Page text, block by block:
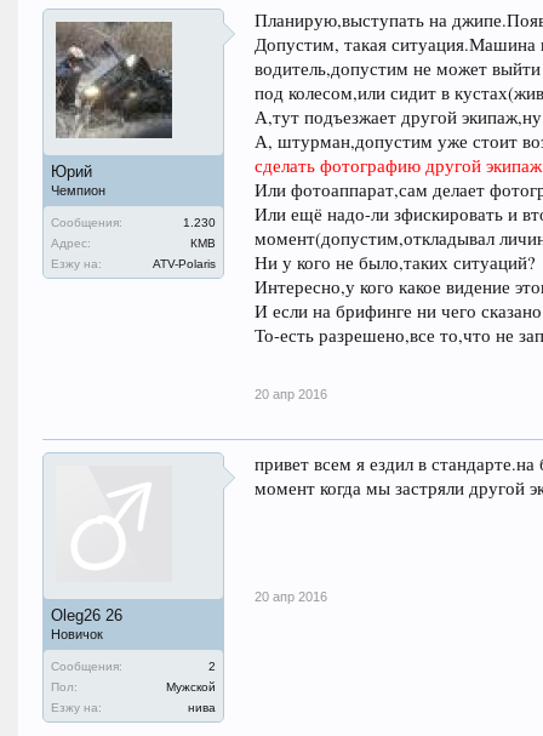
Юрий
Чемпион
Сообщения:
1.230
Адрес:
КМВ
Езжу на:
ATV-Polaris
Планирую,выступать на
Допустим, такая ситуация.Машина
водитель,допустим не может
под колесом,или сидит в
А,тут подъезжает другой
А, штурман,допустим уже стоит
сделать фотографию другой
Или фотоаппарат,сам делает
Или ещё надо-ли зфискировать и
момент(допустим,откладывал
Ни у кого не было,таких ситуаций?
Интересно,у кого какое видение
И если на брифинге ни чего
То-есть разрешено,все то,что не
20 апр 2016
Oleg26 26
Новичок
Сообщения:
2
Пол:
Мужской
Езжу на:
нива
привет всем я ездил в
момент когда мы застряли другой
20 апр 2016